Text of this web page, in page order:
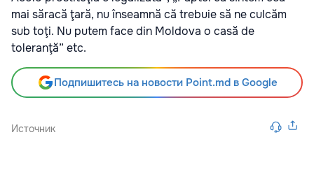
mai săracă ţară, nu înseamnă că trebuie să ne culcăm
sub toţi. Nu putem face din Moldova o casă de
toleranţă” etc.
Подпишитесь на новости Point.md в Google
Источник